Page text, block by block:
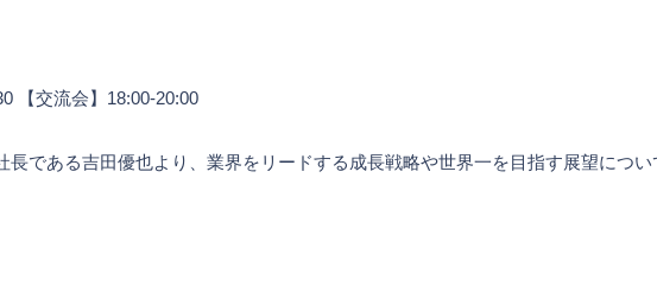
【交流会】18:00-20:00
長である吉田優也より、業界をリードする成長戦略や世界一を目指す展望につ